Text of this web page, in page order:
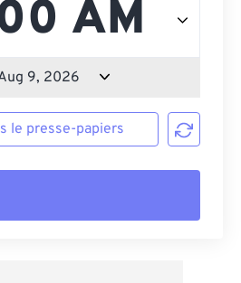
le presse-papiers